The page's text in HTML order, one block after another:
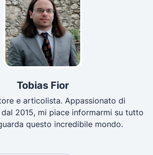
Tobias Fior
e articolista. Appassionato di
2015, mi piace informarmi su tutto
questo incredibile mondo.